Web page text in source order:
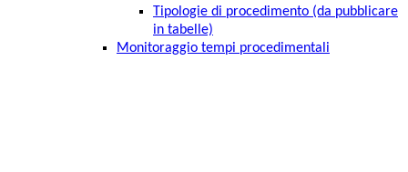
Tipologie di procedimento (da pubblicare
in tabelle)
Monitoraggio tempi procedimentali